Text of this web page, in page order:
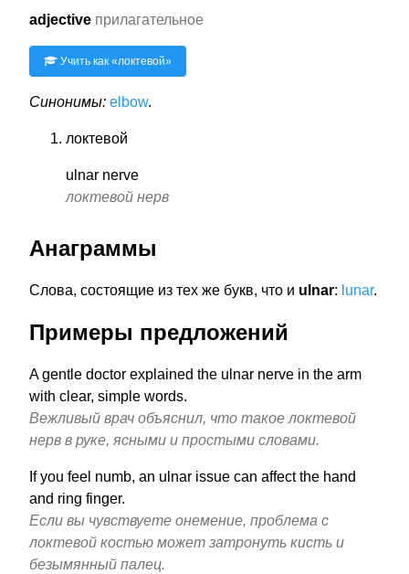
adjective прилагательное
Учить как «локтевой»
Синонимы: elbow.
локтевой
ulnar nerve
локтевой нерв
Анаграммы
Слова, состоящие из тех же букв, что и ulnar: lunar.
Примеры предложений
A gentle doctor explained the ulnar nerve in the arm
with clear, simple words.
Вежливый врач объяснил, что такое локтевой
нерв в руке, ясными и простыми словами.
If you feel numb, an ulnar issue can affect the hand
and ring finger.
Если вы чувствуете онемение, проблема с
локтевой костью может затронуть кисть и
безымянный палец.